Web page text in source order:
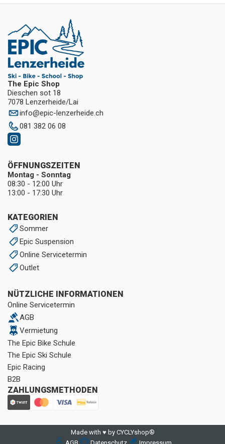
The Epic Shop
Dieschen sot 18
7078 Lenzerheide/Lai
info@epic-lenzerheide.ch
081 382 06 08
KATEGORIEN
Sommer
Epic Suspension
Online Servicetermin
Outlet
NÜTZLICHE INFORMATIONEN
Online Servicetermin
AGB
Vermietung
The Epic Bike Schule
The Epic Ski Schule
Epic Racing
B2B
ZAHLUNGSMETHODEN
ÖFFNUNGSZEITEN
Montag - Sonntag
08:30 - 12:00 Uhr
13:00 - 17:30 Uhr
Made with ♥ by CYCLYshop®
AGB
Datenschutz Impressum